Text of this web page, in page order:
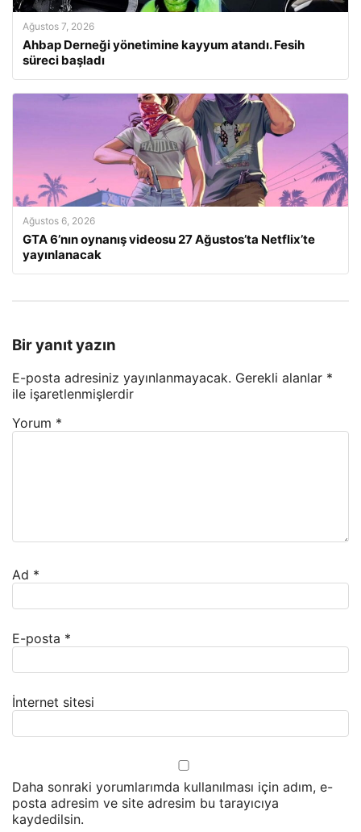
Ağustos 7, 2026
Ahbap Derneği yönetimine kayyum atandı. Fesih
süreci başladı
Ağustos 6, 2026
GTA 6’nın oynanış videosu 27 Ağustos’ta Netflix’te
yayınlanacak
Bir yanıt yazın
E-posta adresiniz yayınlanmayacak. Gerekli alanlar *
ile işaretlenmişlerdir
Yorum *
Ad *
E-posta *
İnternet sitesi
Daha sonraki yorumlarımda kullanılması için adım, e-
posta adresim ve site adresim bu tarayıcıya
kaydedilsin.